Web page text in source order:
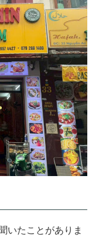
いたことがありま